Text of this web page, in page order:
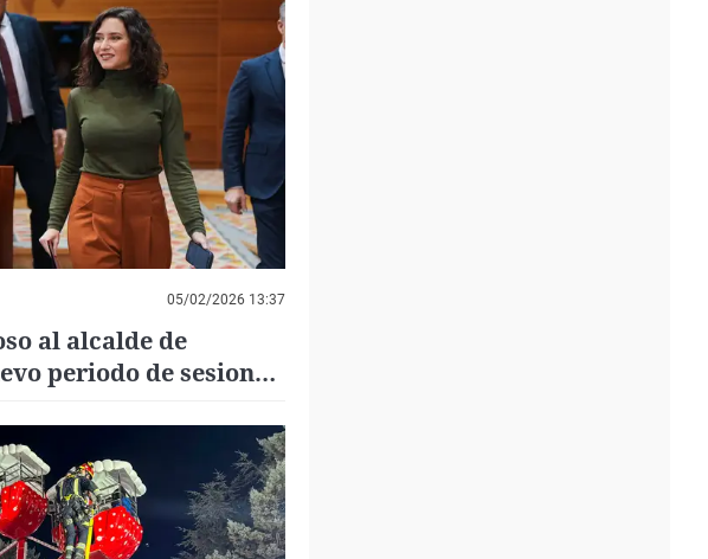
05/02/2026 13:37
al alcalde de
periodo de sesiones